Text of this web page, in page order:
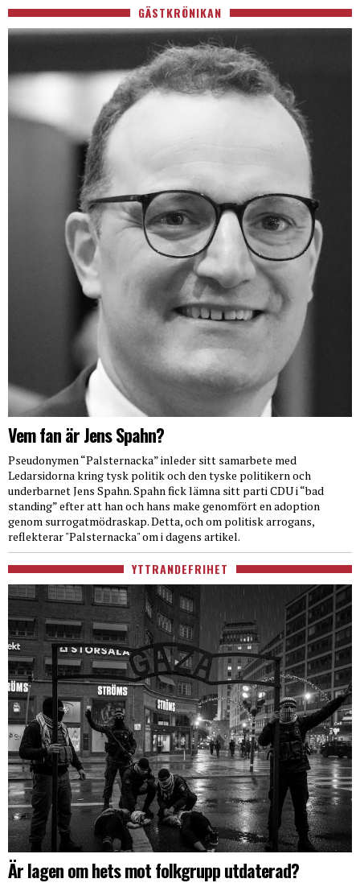
GÄSTKRÖNIKAN
Vem fan är Jens Spahn?
Pseudonymen “Palsternacka” inleder sitt samarbete med
Ledarsidorna kring tysk politik och den tyske politikern och
underbarnet Jens Spahn. Spahn fick lämna sitt parti CDU i “bad
standing” efter att han och hans make genomfört en adoption
genom surrogatmödraskap. Detta, och om politisk arrogans,
reflekterar "Palsternacka" om i dagens artikel.
YTTRANDEFRIHET
Är lagen om hets mot folkgrupp utdaterad?